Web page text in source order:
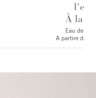
l'eau
À la
Eau de
A partire da